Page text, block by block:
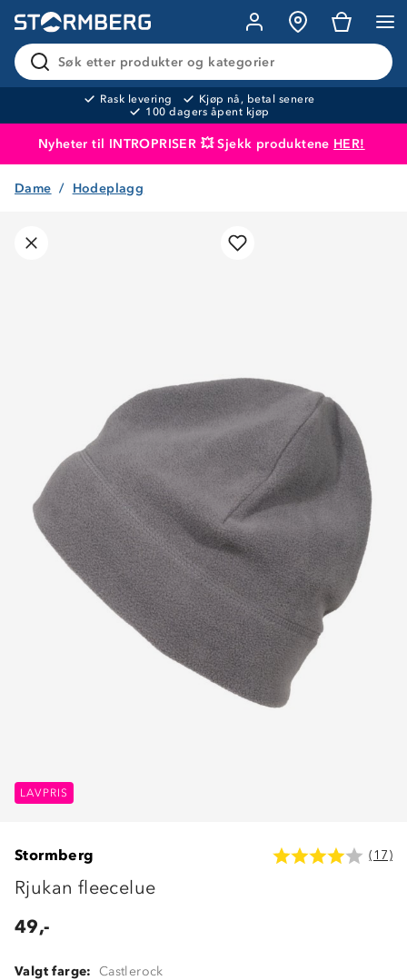
Søk etter produkter og kategorier
Rask levering
Kjøp nå, betal senere
100 dagers åpent kjøp
Nyheter til INTROPRISER 💥 Sjekk produktene HER!
Produktet er lagt i handlekurven
Dame Hodeplagg
LAVPRIS
Stormberg (17)
Rjukan fleecelue
49,-
Valgt farge: Castlerock